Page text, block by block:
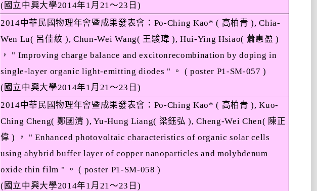
( 國立中興大學2014年1月 21～23 日 )
2014中華民國物理年會暨成果發表會： Po-Ching Kao* ( 高柏青 ), Chia-
Wen Lu( 呂佳紋 ), Chun-Wei Wang( 王駿瑋 ), Hui-Ying Hsiao( 蕭惠盈 )
，
" Improving charge balance and excitonrecombination by doping in
single-layer organic light-emitting diodes " 。
( poster P1-SM-057 )
( 國立中興大學2014年1月 21～23 日 )
2014中華民國物理年會暨成果發表會： Po-Ching Kao* ( 高柏青 ), Kuo-
Ching Cheng( 鄭國清 ), Yu-Hung Liang( 梁鈺弘 ), Cheng-Wei Chen( 陳正
偉 ) ，
" Enhanced photovoltaic characteristics of organic solar cells
using ahybrid buffer layer of copper nanoparticles and molybdenum
oxide thin film " 。 ( poster P1-SM-058 )
( 國立中興大學2014年1月 21～23 日 )